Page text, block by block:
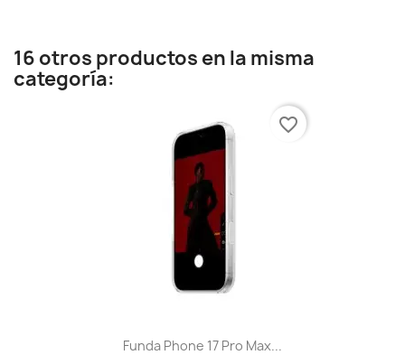
16 otros productos en la misma
categoría:
Funda Phone 17 Pro Max...
favorite_border